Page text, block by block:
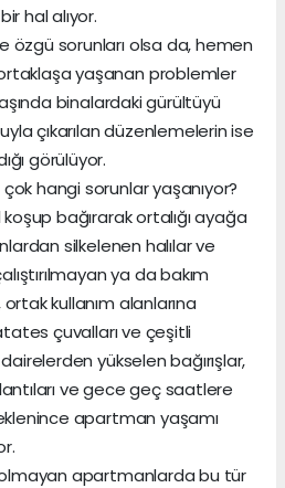
hal alıyor.
özgü sorunları olsa da, hemen
yaşanan problemler
binalardaki gürültüyü
çıkarılan düzenlemelerin ise
görülüyor.
hangi sorunlar yaşanıyor?
bağırarak ortalığı ayağa
silkelenen halılar ve
ya da bakım
kullanım alanlarına
çuvalları ve çeşitli
yükselen bağırışlar,
ve gece geç saatlere
apartman yaşamı
apartmanlarda bu tür